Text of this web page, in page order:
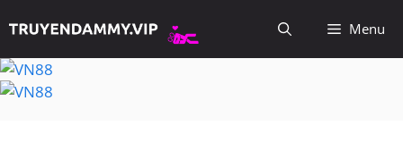
đến
nội
dung
Menu